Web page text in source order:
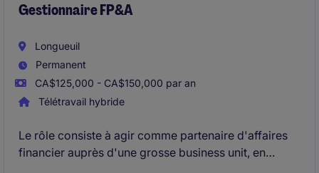
ainsi qu'aux projets de croissance et
Gestionnaire FP&A
Longueuil
Permanent
CA$125,000 - CA$150,000 par an
Télétravail hybride
Le rôle consiste à agir comme partenaire d'affaires
financier auprès d'une grosse business unit, en